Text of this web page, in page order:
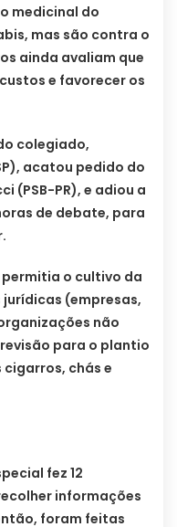
medicinal do
mas são contra o
ainda avaliam que
e favorecer os
colegiado,
acatou pedido do
(PSB-PR), e adiou a
de debate, para
o cultivo da
(empresas,
não
para o plantio
chás e
fez 12
informações
foram feitas